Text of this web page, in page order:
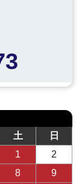
土
日
1
2
8
9